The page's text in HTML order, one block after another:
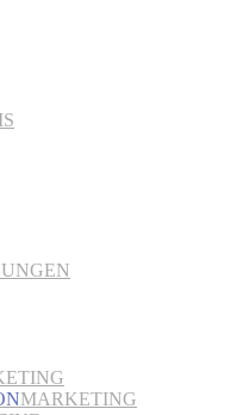
MARKETING